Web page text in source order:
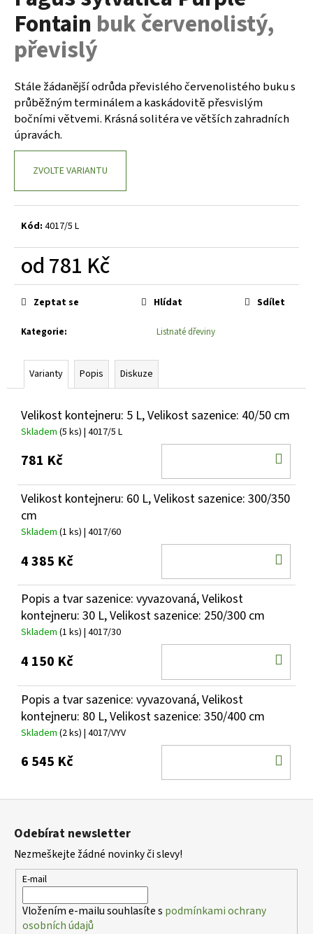
0,0
z
hvězdiček.
Fontain buk červenolistý,
převislý
Stále žádanější odrůda převislého červenolistého buku s
průběžným terminálem a kaskádovitě přesvislým
bočními větvemi. Krásná solitéra ve větších zahradních
úpravách.
ZVOLTE VARIANTU
Kód: 4017/5 L
od781 Kč
Měrná
cena:
Kategorie: Listnaté dřeviny
Zeptat se Hlídat Sdílet
Varianty Popis Diskuze
Velikost kontejneru: 5 L, Velikost sazenice: 40/50 cm
Skladem (5 ks) | 4017/5 L
781 Kč
Velikost kontejneru: 60 L, Velikost sazenice: 300/350
cm
Skladem (1 ks) | 4017/60
4 385 Kč
Popis a tvar sazenice: vyvazovaná, Velikost
kontejneru: 30 L, Velikost sazenice: 250/300 cm
Skladem (1 ks) | 4017/30
4 150 Kč
Popis a tvar sazenice: vyvazovaná, Velikost
kontejneru: 80 L, Velikost sazenice: 350/400 cm
Skladem (2 ks) | 4017/VYV
6 545 Kč
a
j
í
?
D
p
o
r
e
PHLOX
YOUNIQUE
RED
PLAMENKA
LATNATÁ
105
Kč
Z
Odebírat newsletter
Nezmeškejte žádné novinky či slevy!
E-mail
Vložením e-mailu souhlasíte s podmínkami ochrany
osobních údajů